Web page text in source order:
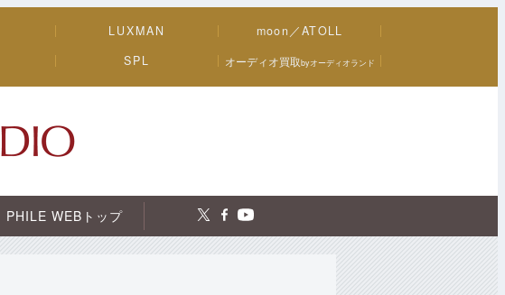
LUXMAN
moon／ATOLL
SPL オーディオ買取byオーディオランド
PHILE WEBトップ